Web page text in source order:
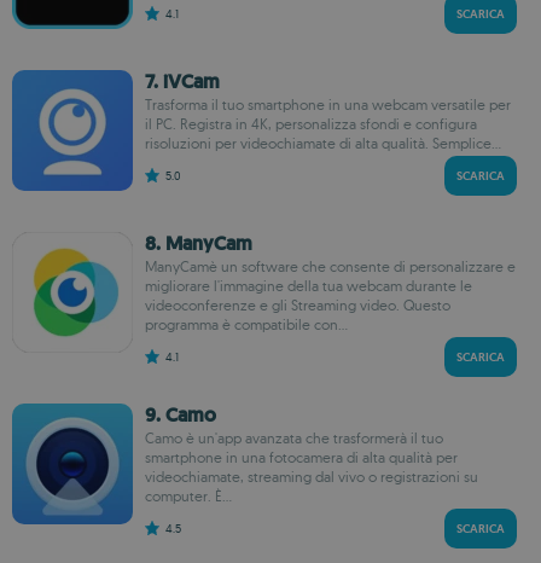
4.1 SCARICA
7. iVCam
Trasforma il tuo smartphone in una webcam versatile per
il PC. Registra in 4K, personalizza sfondi e configura
risoluzioni per videochiamate di alta qualità. Semplice...
5.0 SCARICA
8. ManyCam
ManyCamè un software che consente di personalizzare e
migliorare l'immagine della tua webcam durante le
videoconferenze e gli Streaming video. Questo
programma è compatibile con...
4.1 SCARICA
9. Camo
Camo è un'app avanzata che trasformerà il tuo
smartphone in una fotocamera di alta qualità per
videochiamate, streaming dal vivo o registrazioni su
computer. È...
4.5 SCARICA